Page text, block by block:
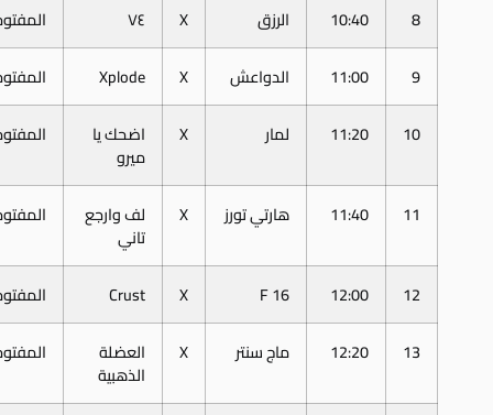
8
10:40 الرزق X ٧٤
9
11:00 الدواعش X
Xplode
10
11:20 لمار X اضحك يا
ميرو
11
11:40 هارتي تورز X لف وارجع
تاني
12
12:00
F 16
X
Crust
13
12:20 ماج سنتر X العضلة
الذهبية